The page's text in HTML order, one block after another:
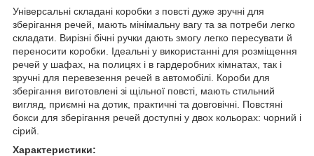
Універсальні складані коробки з повсті дуже зручні для
зберігання речей, мають мінімальну вагу та за потреби легко
складати. Вирізні бічні ручки дають змогу легко пересувати й
переносити коробки. Ідеальні у використанні для розміщення
речей у шафах, на полицях і в гардеробних кімнатах, так і
зручні для перевезення речей в автомобілі. Короби для
зберігання виготовлені зі щільної повсті, мають стильний
вигляд, приємні на дотик, практичні та довговічні. Повстяні
бокси для зберігання речей доступні у двох кольорах: чорний і
сірий.
Характеристики: